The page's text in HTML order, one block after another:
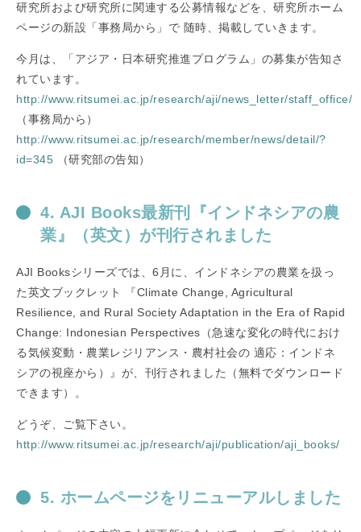
研究所および研究所に関連する公募情報などを、研究所ホーム
ページの新設「事務局から」で 随時、掲載していきます。
今月は、「アジア・日本研究推進プログラム」の募集が告知さ
れています。
http://www.ritsumei.ac.jp/research/aji/news_letter/staff_office/
（事務局から）
http://www.ritsumei.ac.jp/research/member/news/detail/?
id=345 （研究部の告知）
4. AJI Books最新刊『インドネシアの農
業』（英文）が刊行されました
AJI Booksシリーズでは、6月に、インドネシアの農業を扱っ
た英文ブックレット 『Climate Change, Agricultural
Resilience, and Rural Society Adaptation in the Era of Rapid
Change: Indonesian Perspectives（急速な変化の時代におけ
る気候変動・農業レジリアンス・農村社会の 適応：インドネ
シアの視座から）』が、刊行されました（無料でダウンロード
できます）。
どうぞ、ご覧下さい。
http://www.ritsumei.ac.jp/research/aji/publication/aji_books/
5. ホームページをリニューアルしました